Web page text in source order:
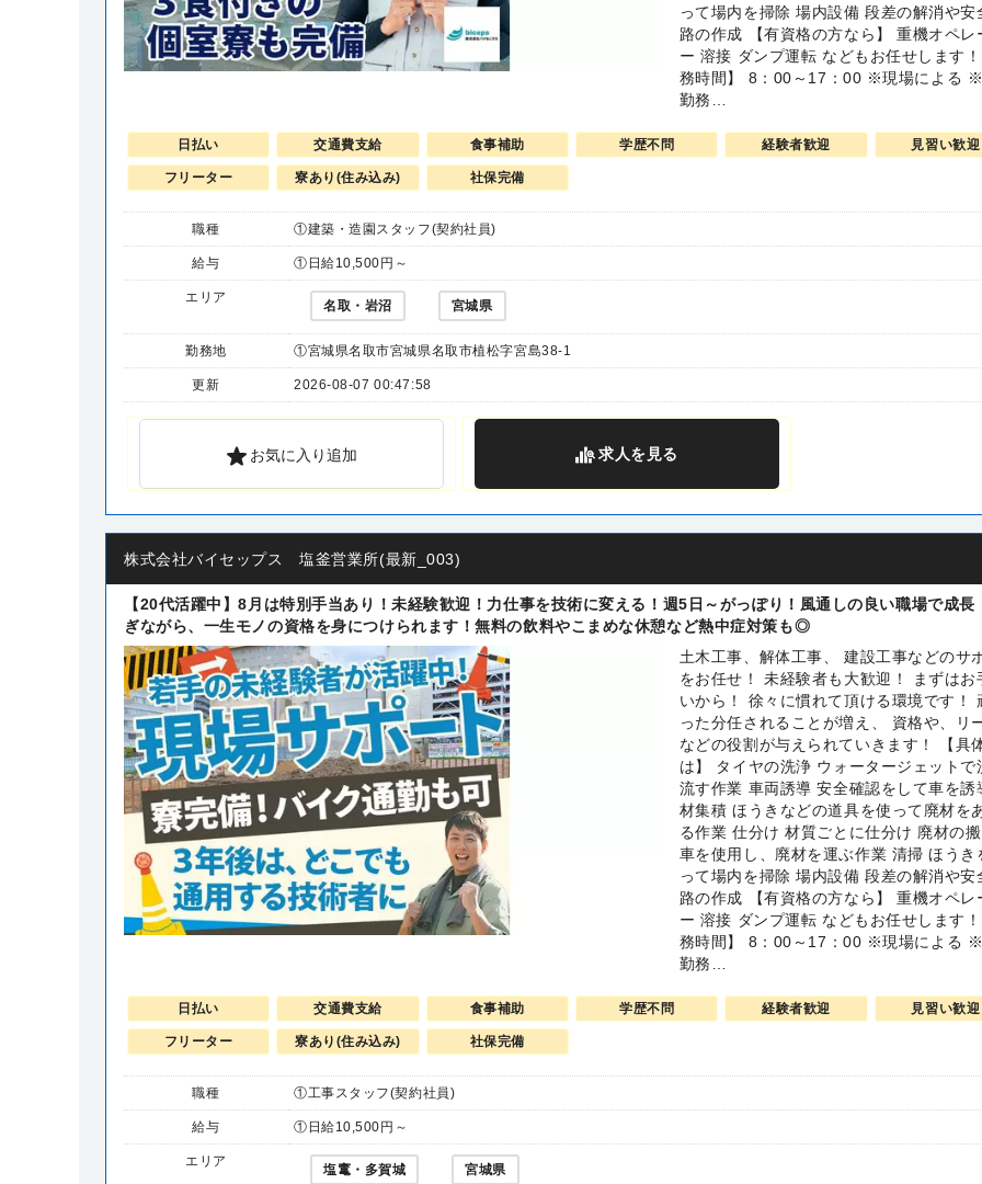
って場内を掃除 場内設備 段差の解消や安
路の作成 【有資格の方なら】 重機オペレ
ー 溶接 ダンプ運転 などもお任せします
務時間】 8：00～17：00 ※現場による
勤務…
日払い 交通費支給 食事補助 学歴不問 経験者歓迎 見習い歓迎
フリーター 寮あり(住み込み) 社保完備
職種 ①建築・造園スタッフ(契約社員)
給与 ①日給10,500円～
エリア
名取・岩沼 宮城県
勤務地 ①宮城県名取市宮城県名取市植松字宮島38-1
更新 2026-08-07 00:47:58
お気に入り追加 求人を見る
株式会社バイセップス 塩釜営業所(最新_003)
【20代活躍中】8月は特別手当あり！未経験歓迎！力仕事を技術に変える！週5日～がっぽり！風通しの良い職場で成長
ぎながら、一生モノの資格を身につけられます！無料の飲料やこまめな休憩など熱中症対策も◎
土木工事、解体工事、 建設工事などのサ
をお任せ！ 未経験者も大歓迎！ まずはお
いから！ 徐々に慣れて頂ける環境です！
った分任されることが増え、 資格や、リ
などの役割が与えられていきます！ 【具
は】 タイヤの洗浄 ウォータージェットで
流す作業 車両誘導 安全確認をして車を誘
材集積 ほうきなどの道具を使って廃材を
る作業 仕分け 材質ごとに仕分け 廃材の
車を使用し、廃材を運ぶ作業 清掃 ほうき
って場内を掃除 場内設備 段差の解消や安
路の作成 【有資格の方なら】 重機オペレ
ー 溶接 ダンプ運転 などもお任せします
務時間】 8：00～17：00 ※現場による
勤務…
日払い 交通費支給 食事補助 学歴不問 経験者歓迎 見習い歓迎
フリーター 寮あり(住み込み) 社保完備
職種 ①工事スタッフ(契約社員)
給与 ①日給10,500円～
エリア
塩竃・多賀城 宮城県